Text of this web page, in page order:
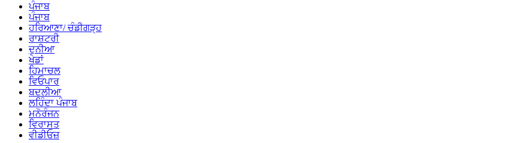
ਪੰਜਾਬ
ਪੰਜਾਬ
ਹਰਿਆਣਾ/ ਚੰਡੀਗੜ੍ਹ
ਰਾਸ਼ਟਰੀ
ਦੁਨੀਆ
ਖੇਡਾਂ
ਹਿਮਾਚਲ
ਵਿਓਪਾਰ
ਬਦਲੀਆ
ਲਹਿੰਦਾ ਪੰਜਾਬ
ਮਨੋਰੰਜਨ
ਵਿਰਾਸਤ
ਵੀਡੀਓਜ਼